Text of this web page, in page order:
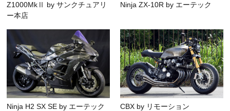
Z1000MkⅡ by サンクチュアリ
ー本店
Ninja ZX-10R by エーテック
Ninja H2 SX SE by エーテック CBX by リモーション